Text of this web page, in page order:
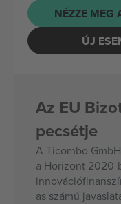
NÉZZE MEG
ÚJ
Az EU
pecsétje
A Ticombo
a Horizont 2020-
as számú